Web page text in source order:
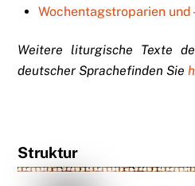
Wochentagstroparien und
Weitere liturgische Texte
deutscher Sprachefinden Sie
Struktur